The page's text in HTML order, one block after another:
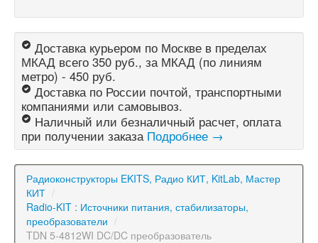
Доставка курьером по Москве в пределах
МКАД всего 350 руб., за МКАД (по линиям
метро) - 450 руб.
Доставка по России почтой, транспортными
компаниями или самовывоз.
Наличный или безналичный расчет, оплата
при получении заказа Подробнее →
Радиоконструкторы EKITS, Радио КИТ, KitLab, Мастер
КИТ /
Radio-KIT : Источники питания, стабилизаторы,
преобразователи /
TDN 5-4812WI DC/DC преобразователь